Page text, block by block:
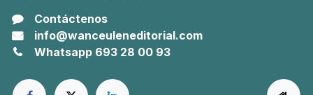
Contáctenos
info@wanceuleneditorial.com
Whatsapp 693 28 00 93